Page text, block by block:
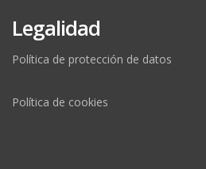
Legalidad
Política de protección de datos
Política de cookies